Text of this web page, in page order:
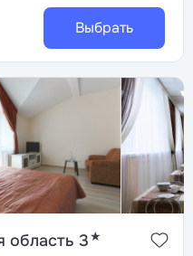
Выбрать
область 3★